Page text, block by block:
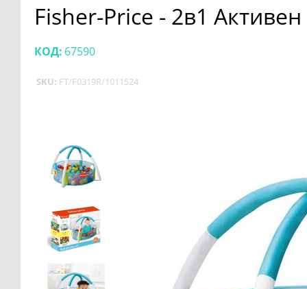
Fisher-Price - 2в1
КОД: 67590
SKU: FT/F0319R/1011524